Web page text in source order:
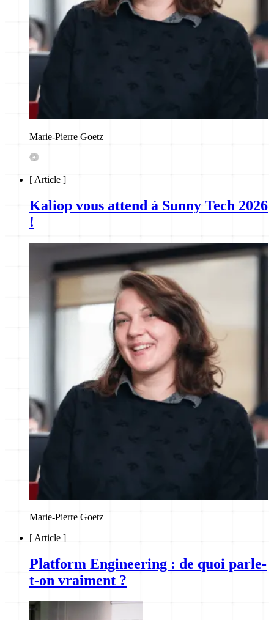
Marie-Pierre Goetz
[ Article ]
Kaliop vous attend à Sunny Tech 2026
!
Marie-Pierre Goetz
[ Article ]
Platform Engineering : de quoi parle-
t-on vraiment ?